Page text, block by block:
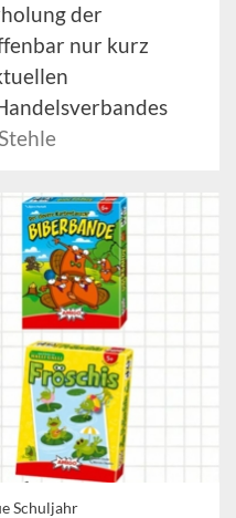
der
nur kurz
Schuljahr